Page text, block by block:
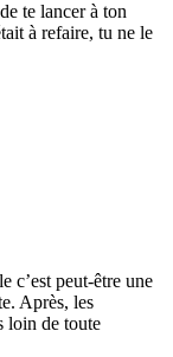
te lancer à ton
à refaire, tu ne le
c’est peut-être une
Après, les
loin de toute